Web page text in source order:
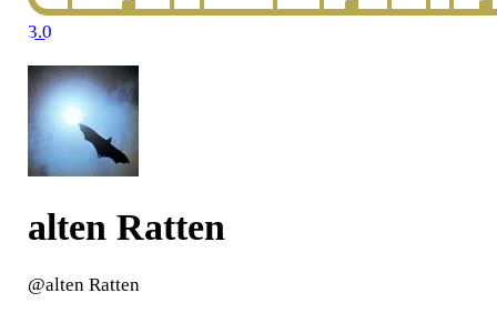
3.0
alten Ratten
@alten Ratten